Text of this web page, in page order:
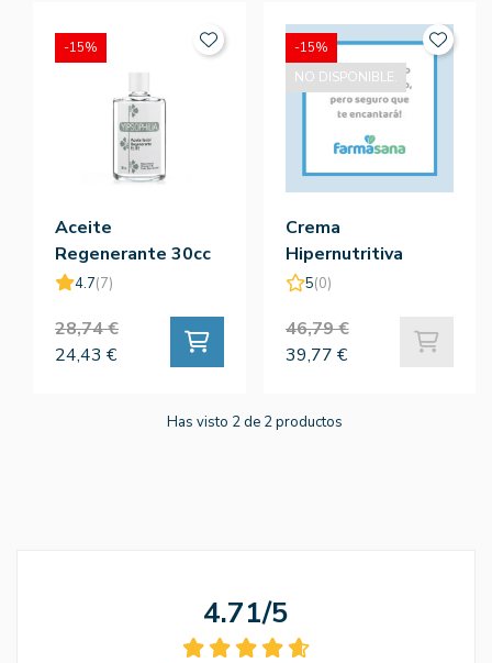
Aceite
Regenerante 30cc
4.7(7)
28,74 €
24,43 €
-15%
Crema
Hipernutritiva
Karite 50Ml -
5(0)
46,79 €
39,77 €
-15%
NO DISPONIBLE.
Has visto 2 de 2 productos
4.71/5